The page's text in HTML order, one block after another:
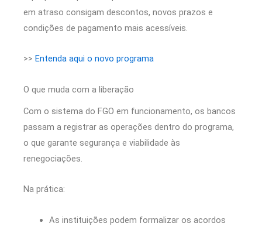
em atraso consigam descontos, novos prazos e
condições de pagamento mais acessíveis.
>> Entenda aqui o novo programa
O que muda com a liberação
Com o sistema do FGO em funcionamento, os bancos
passam a registrar as operações dentro do programa,
o que garante segurança e viabilidade às
renegociações.
Na prática:
As instituições podem formalizar os acordos